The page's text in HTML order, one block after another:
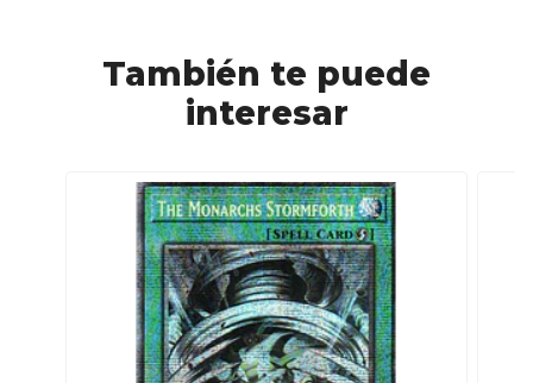
También te puede
interesar